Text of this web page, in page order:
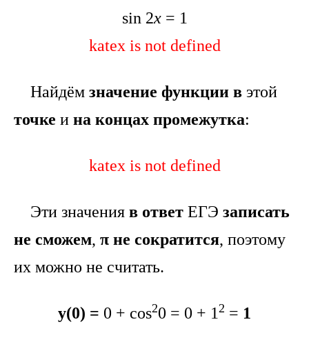
sin 2x= 1
katex is not defined
Найдём значение функции в этой
точке и на концах промежутка:
katex is not defined
Эти значения в ответ ЕГЭ записать
не сможем, π не сократится, поэтому
их можно не считать.
y(0) = 0 + cos20 = 0 + 12 = 1